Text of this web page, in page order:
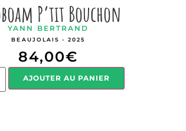
P’tit Bouchon
YANN BERTRAND
BEAUJOLAIS - 2025
84,00€
AJOUTER AU PANIER